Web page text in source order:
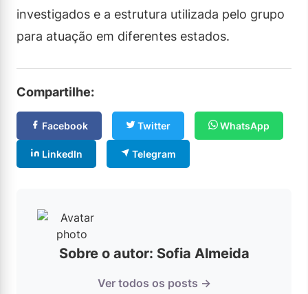
investigados e a estrutura utilizada pelo grupo
para atuação em diferentes estados.
Compartilhe:
Facebook Twitter WhatsApp
LinkedIn Telegram
Sobre o autor: Sofia Almeida
Ver todos os posts →